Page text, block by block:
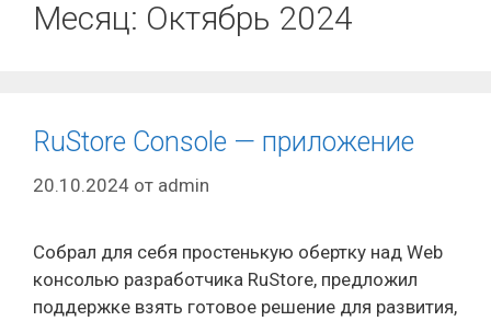
Месяц: Октябрь 2024
RuStore Console — приложение
20.10.2024 от admin
Собрал для себя простенькую обертку над Web
консолью разработчика RuStore, предложил
поддержке взять готовое решение для развития,